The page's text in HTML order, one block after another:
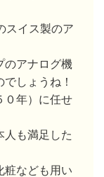
スイス製のア
のアナログ機
しょうね！
０年）に任せ
人も満足した
粧なども用い